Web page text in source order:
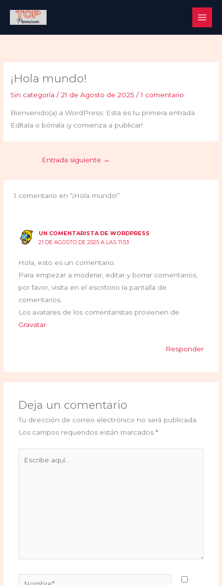
¡Hola mundo!
Sin categoría /21 de Agosto de 2025/1 comentario
Bienvenido(a) a WordPress. Esta es tu primera entrada.
Edítala o bórrala ¡y comienza a publicar!
Entrada siguiente →
1 comentario en “¡Hola mundo!”
UN COMENTARISTA DE WORDPRESS
21 DE AGOSTO DE 2025 A LAS 11:53
Hola, esto es un comentario.
Para empezar a moderar, editar y borrar comentarios,
por favor, visita en el escritorio la pantalla de
comentarios.
Los avatares de los comentaristas provienen de
Gravatar.
Responder
Deja un comentario
Tu dirección de correo electrónico no será publicada.
Los campos requeridos están marcados *
Nombre*